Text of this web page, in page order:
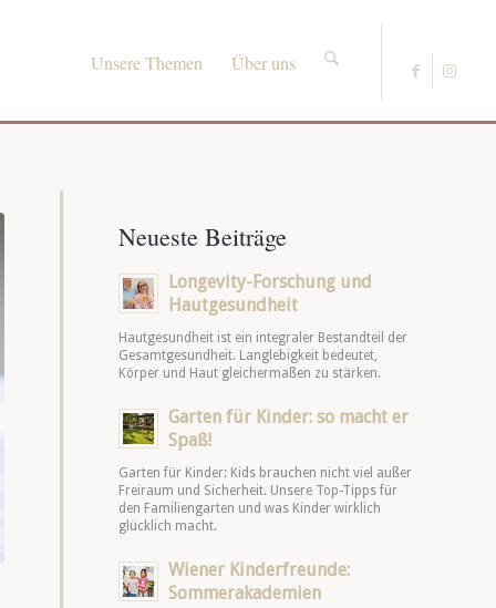
Unsere Themen Über uns
Neueste Beiträge
Longevity-Forschung und
Hautgesundheit
Hautgesundheit ist ein integraler Bestandteil der
Gesamtgesundheit. Langlebigkeit bedeutet,
Körper und Haut gleichermaßen zu stärken.
Garten für Kinder: so macht er
Spaß!
Garten für Kinder: Kids brauchen nicht viel außer
Freiraum und Sicherheit. Unsere Top-Tipps für
den Familiengarten und was Kinder wirklich
glücklich macht.
Wiener Kinderfreunde:
Sommerakademien